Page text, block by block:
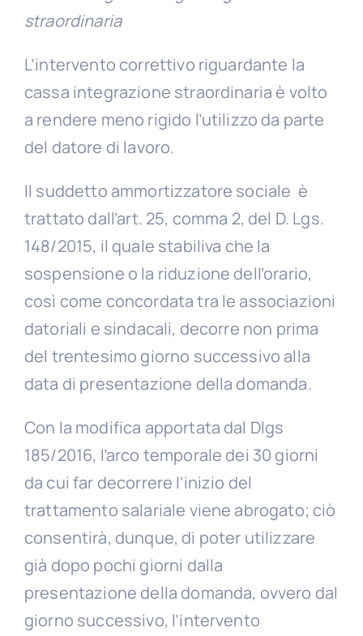
straordinaria
L’intervento correttivo riguardante la
cassa integrazione straordinaria è volto
a rendere meno rigido l’utilizzo da parte
del datore di lavoro.
Il suddetto ammortizzatore sociale è
trattato dall’art. 25, comma 2, del D. Lgs.
148/2015, il quale stabiliva che la
sospensione o la riduzione dell’orario,
così come concordata tra le associazioni
datoriali e sindacali, decorre non prima
del trentesimo giorno successivo alla
data di presentazione della domanda.
Con la modifica apportata dal Dlgs
185/2016, l’arco temporale dei 30 giorni
da cui far decorrere l’inizio del
trattamento salariale viene abrogato; ciò
consentirà, dunque, di poter utilizzare
già dopo pochi giorni dalla
presentazione della domanda, ovvero dal
giorno successivo, l’intervento